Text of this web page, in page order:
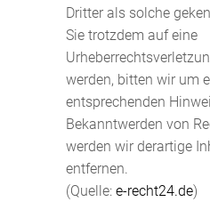
Dritter als solche
Sie trotzdem auf eine
werden, bitten wir um
entsprechenden
Bekanntwerden von
werden wir derartige
entfernen.
(Quelle: e-recht24.de)